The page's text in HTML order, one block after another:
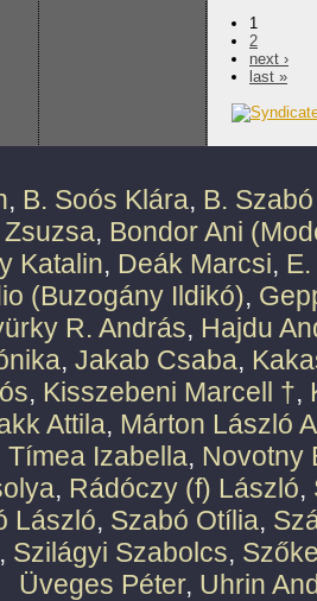
1
2
next ›
last »
, B. Soós Klára, B.
, Bondor Ani
Katalin, Deák Marcsi,
(Buzogány Ildikó),
R. András, Hajdu
, Jakab Csaba,
, Kisszebeni Marcell †,
Attila, Márton László
Tímea Izabella, Novotny
, Rádóczy (f) László,
László, Szabó Otília,
, Szilágyi Szabolcs,
Üveges Péter, Uhrin